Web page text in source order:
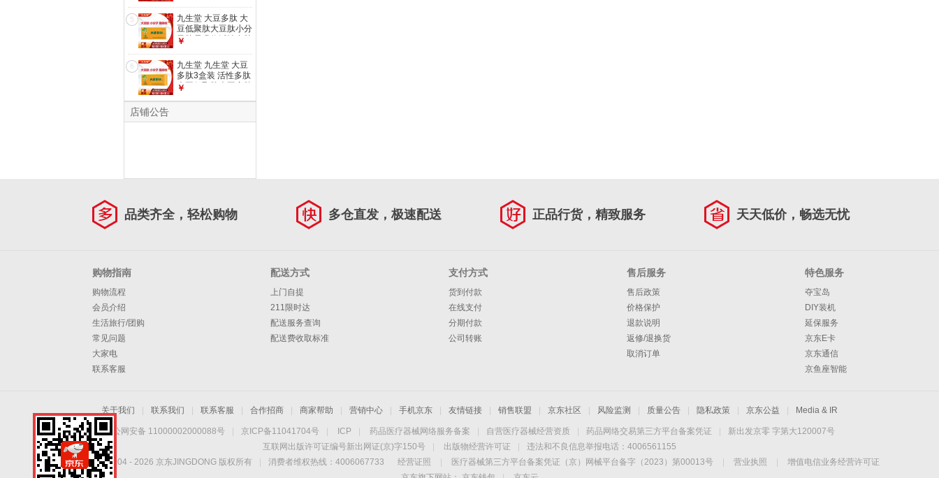
5
九生堂 大豆多肽 大
豆低聚肽大豆肽小分
子肽易吸收活性多肽
￥
6
九生堂 九生堂 大豆
多肽3盒装 活性多肽
大豆低聚肽大豆寡肽
￥
店铺公告
品类齐全，轻松购物 多仓直发，极速配送 正品行货，精致服务 天天低价，畅选无忧
购物指南
购物流程
会员介绍
生活旅行/团购
常见问题
大家电
联系客服
配送方式
上门自提
211限时达
配送服务查询
配送费收取标准
支付方式
货到付款
在线支付
分期付款
公司转账
售后服务
售后政策
价格保护
退款说明
返修/退换货
取消订单
特色服务
夺宝岛
DIY装机
延保服务
京东E卡
京东通信
京鱼座智能
关于我们 联系我们 联系客服 合作招商 商家帮助 营销中心 手机京东 友情链接 销售联盟 京东社区 风险监测 质量公告 隐私政策 京东公益 Media & IR
京公网安备 11000002000088号 京ICP备11041704号 ICP 药品医疗器械网络服务备案 自营医疗器械经营资质 药品网络交易第三方平台备案凭证
新出发京零 字第大120007号
互联网出版许可证编号新出网证(京)字150号
出版物经营许可证
违法和不良信息举报电话：4006561155
Copyright © 2004 - 2026 京东JINGDONG 版权所有 消费者维权热线：4006067733 经营证照 医疗器械第三方平台备案凭证（京）网械平台备字（2023）第00013号 营业执照
增值电信业务经营许可证